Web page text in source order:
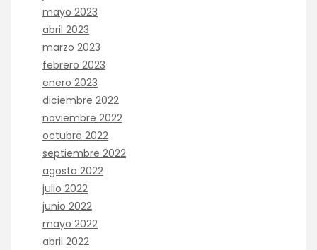
mayo 2023
abril 2023
marzo 2023
febrero 2023
enero 2023
diciembre 2022
noviembre 2022
octubre 2022
septiembre 2022
agosto 2022
julio 2022
junio 2022
mayo 2022
abril 2022